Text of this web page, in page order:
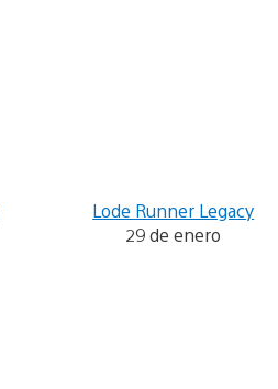
Lode Runner Legacy
29 de enero